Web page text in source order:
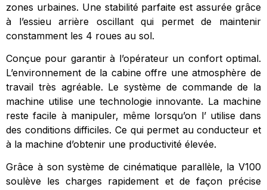
zones urbaines. Une stabilité parfaite est assurée grâce
à l’essieu arrière oscillant qui permet de maintenir
constamment les 4 roues au sol.
Conçue pour garantir à l’opérateur un confort optimal.
L’environnement de la cabine offre une atmosphère de
travail très agréable. Le système de commande de la
machine utilise une technologie innovante. La machine
reste facile à manipuler, même lorsqu’on l’ utilise dans
des conditions difficiles. Ce qui permet au conducteur et
à la machine d’obtenir une productivité élevée.
Grâce à son système de cinématique parallèle, la V100
soulève les charges rapidement et de façon précise